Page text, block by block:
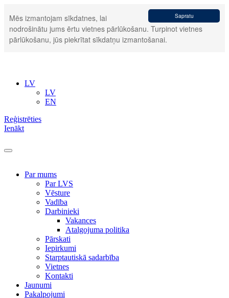
Sapratu
Mēs izmantojam sīkdatnes, lai
nodrošinātu jums ērtu vietnes pārlūkošanu. Turpinot vietnes
pārlūkošanu, jūs piekrītat sīkdatņu izmantošanai.
LV
LV
EN
Reģistrēties
Ienākt
Par mums
Par LVS
Vēsture
Vadība
Darbinieki
Vakances
Atalgojuma politika
Pārskati
Iepirkumi
Starptautiskā sadarbība
Vietnes
Kontakti
Jaunumi
Pakalpojumi